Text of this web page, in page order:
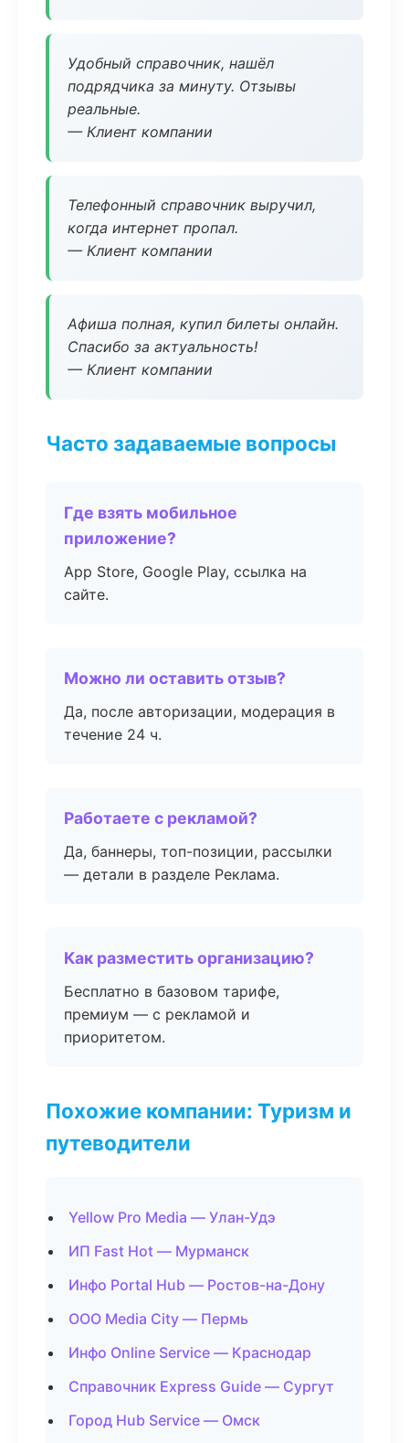
Удобный справочник, нашёл
подрядчика за минуту. Отзывы
реальные.
— Клиент компании
Телефонный справочник выручил,
когда интернет пропал.
— Клиент компании
Афиша полная, купил билеты онлайн.
Спасибо за актуальность!
— Клиент компании
Часто задаваемые вопросы
Где взять мобильное
приложение?
App Store, Google Play, ссылка на
сайте.
Можно ли оставить отзыв?
Да, после авторизации, модерация в
течение 24 ч.
Работаете с рекламой?
Да, баннеры, топ-позиции, рассылки
— детали в разделе Реклама.
Как разместить организацию?
Бесплатно в базовом тарифе,
премиум — с рекламой и
приоритетом.
Похожие компании: Туризм и
путеводители
Yellow Pro Media — Улан-Удэ
ИП Fast Hot — Мурманск
Инфо Portal Hub — Ростов-на-Дону
ООО Media City — Пермь
Инфо Online Service — Краснодар
Справочник Express Guide — Сургут
Город Hub Service — Омск